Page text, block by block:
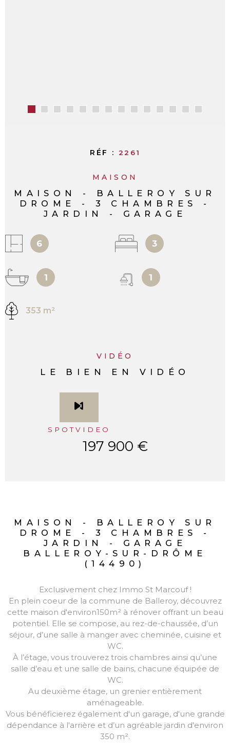
RÉF : 2261
MAISON
MAISON - BALLEROY SUR
DROME - 3 CHAMBRES -
JARDIN - GARAGE
6 3
1 1
353 m²
VIDÉO
LE BIEN EN VIDÉO
SPOTVIDEO
197 900 €
MAISON - BALLEROY SUR
DROME - 3 CHAMBRES -
JARDIN - GARAGE
BALLEROY-SUR-DRÔME
(14490)
Exclusivement chez Immo St Marcouf !
En plein coeur de la commune de Balleroy, découvrez
cette maison d'environ150m² à rénover offrant un beau
potentiel. Elle se compose, au rez-de-chaussée, d’un
séjour, d’une salle à manger avec cheminée, cuisine et
WC.
À l’étage, vous trouverez trois chambres ainsi qu’une
salle d’eau et une salle de bains, chacune équipée de
WC.
Au deuxième étage, un grenier entièrement
aménageable.
Vous bénéficierez également d'un garage, d'une grande
dépendance à l'arrière et d’un agréable jardin d'environ
350 m².